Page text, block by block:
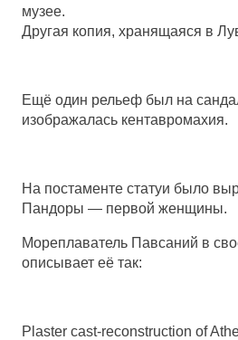
музее.
Другая копия, хранящаяся в
Ещё один рельеф был на
изображалась кентавромахия.
На постаменте статуи было
Пандоры — первой женщины.
Мореплаватель Павсаний в
описывает её так:
Plaster cast-reconstruction of